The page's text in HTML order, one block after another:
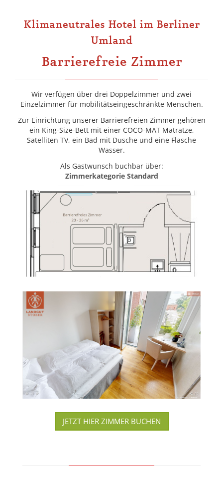
Klimaneutrales Hotel im Berliner
Umland
Barrierefreie Zimmer
Wir verfügen über drei Doppelzimmer und zwei
Einzelzimmer für mobilitätseingeschränkte Menschen.
Zur Einrichtung unserer Barrierefreien Zimmer gehören
ein King-Size-Bett mit einer COCO-MAT Matratze,
Satelliten TV, ein Bad mit Dusche und eine Flasche
Wasser.
Als Gastwunsch buchbar über:
Zimmerkategorie Standard
JETZT HIER ZIMMER BUCHEN